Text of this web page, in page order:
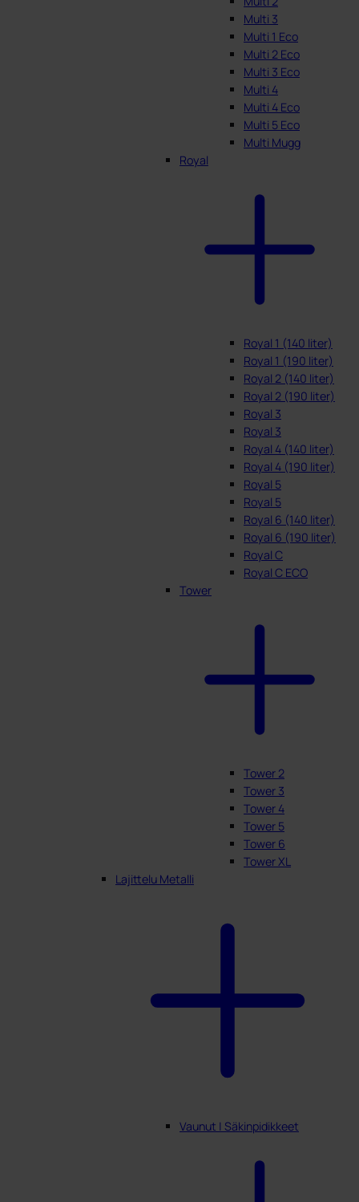
Multi 3
Multi 1 Eco
Multi 2 Eco
Multi 3 Eco
Multi 4
Multi 4 Eco
Multi 5 Eco
Multi Mugg
Royal
Royal 1 (140 liter)
Royal 1 (190 liter)
Royal 2 (140 liter)
Royal 2 (190 liter)
Royal 3
Royal 3
Royal 4 (140 liter)
Royal 4 (190 liter)
Royal 5
Royal 5
Royal 6 (140 liter)
Royal 6 (190 liter)
Royal C
Royal C ECO
Tower
Tower 2
Tower 3
Tower 4
Tower 5
Tower 6
Tower XL
Lajittelu Metalli
Vaunut | Säkinpidikkeet